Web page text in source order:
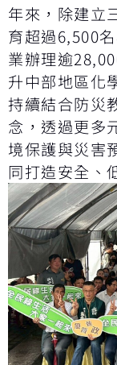
年來，除建立
育超過6,500
業辦理逾
升中部地區化
持續結合防災
念，透過更多
境保護與災害
同打造安全、